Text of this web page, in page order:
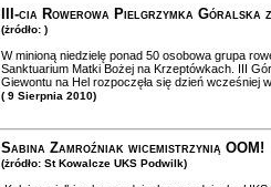
III-cia Rowerowa Pielgrzymka Góralska
(żródło: )
W minioną niedzielę ponad 50 osobowa grupa
Sanktuarium Matki Bożej na Krzeptówkach. III
Giewontu na Hel rozpoczęła się dzień wcześniej
( 9 Sierpnia 2010)
Sabina Zamroźniak wicemistrzynią OOM!
(żródło: St Kowalcze UKS Podwilk)